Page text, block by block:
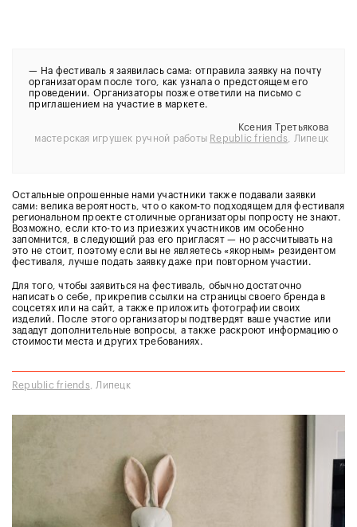
— На фестиваль я заявилась сама: отправила заявку на почту
организаторам после того, как узнала о предстоящем его
проведении. Организаторы позже ответили на письмо с
приглашением на участие в маркете.
Ксения Третьякова
мастерская игрушек ручной работы Republic friends , Липецк
Остальные опрошенные нами участники также подавали заявки
сами: велика вероятность, что о каком-то подходящем для фестиваля
региональном проекте столичные организаторы попросту не знают.
Возможно, если кто-то из приезжих участников им особенно
запомнится, в следующий раз его пригласят — но рассчитывать на
это не стоит, поэтому если вы не являетесь «якорным» резидентом
фестиваля, лучше подать заявку даже при повторном участии.
Для того, чтобы заявиться на фестиваль, обычно достаточно
написать о себе, прикрепив ссылки на страницы своего бренда в
соцсетях или на сайт, а также приложить фотографии своих
изделий. После этого организаторы подтвердят ваше участие или
зададут дополнительные вопросы, а также раскроют информацию о
стоимости места и других требованиях.
Republic friends , Липецк